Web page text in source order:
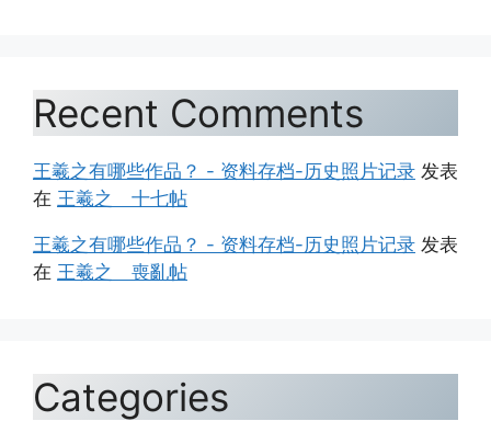
Recent Comments
王羲之有哪些作品？ - 资料存档-历史照片记录 发表
在 王羲之 十七帖
王羲之有哪些作品？ - 资料存档-历史照片记录 发表
在 王羲之 喪亂帖
Categories